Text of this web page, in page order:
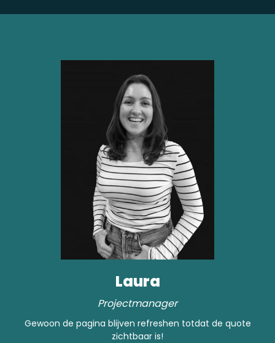
Laura
Projectmanager
Gewoon de pagina blijven refreshen totdat de quote
zichtbaar is!